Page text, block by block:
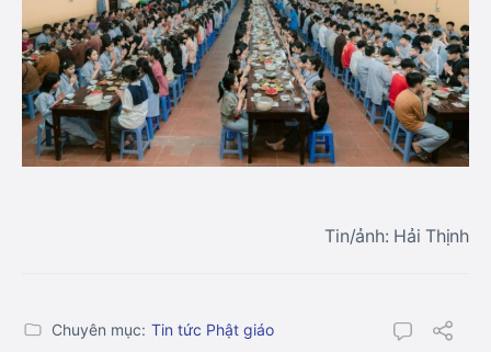
Tin/ảnh: Hải Thịnh
Chuyên mục: Tin tức Phật giáo